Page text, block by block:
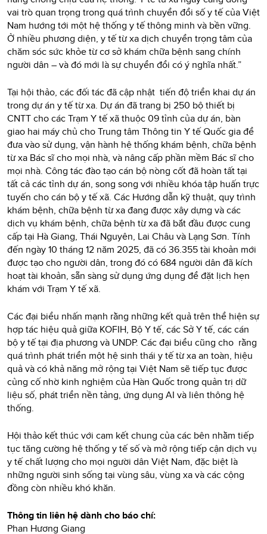
vai trò quan trọng trong quá trình chuyển đổi số y tế của Việt
Nam hướng tới một hệ thống y tế thông minh và bền vững.
Ở nhiều phương diện, y tế từ xa dịch chuyển trọng tâm của
chăm sóc sức khỏe từ cơ sở khám chữa bệnh sang chính
người dân – và đó mới là sự chuyển đổi có ý nghĩa nhất.”
Tại hội thảo, các đối tác đã cập nhật tiến độ triển khai dự án
trong dự án y tế từ xa. Dự án đã trang bị 250 bộ thiết bị
CNTT cho các Trạm Y tế xã thuộc 09 tỉnh của dự án, bàn
giao hai máy chủ cho Trung tâm Thông tin Y tế Quốc gia để
đưa vào sử dụng, vận hành hệ thống khám bệnh, chữa bệnh
từ xa Bác sĩ cho mọi nhà, và nâng cấp phần mềm Bác sĩ cho
mọi nhà. Công tác đào tạo cán bộ nòng cốt đã hoàn tất tại
tất cả các tỉnh dự án, song song với nhiều khóa tập huấn trực
tuyến cho cán bộ y tế xã. Các Hướng dẫn kỹ thuật, quy trình
khám bệnh, chữa bệnh từ xa đang được xây dựng và các
dịch vụ khám bệnh, chữa bệnh từ xa đã bắt đầu được cung
cấp tại Hà Giang, Thái Nguyên, Lai Châu và Lạng Sơn. Tính
đến ngày 10 tháng 12 năm 2025, đã có 36.355 tài khoản mới
được tạo cho người dân, trong đó có 684 người dân đã kích
hoạt tài khoản, sẵn sàng sử dụng ứng dụng để đặt lịch hẹn
khám với Trạm Y tế xã.
Các đại biểu nhấn mạnh rằng những kết quả trên thể hiện sự
hợp tác hiệu quả giữa KOFIH, Bộ Y tế, các Sở Y tế, các cán
bộ y tế tại địa phương và UNDP. Các đại biểu cũng cho rằng
quá trình phát triển một hệ sinh thái y tế từ xa an toàn, hiệu
quả và có khả năng mở rộng tại Việt Nam sẽ tiếp tục được
củng cố nhờ kinh nghiệm của Hàn Quốc trong quản trị dữ
liệu số, phát triển nền tảng, ứng dụng AI và liên thông hệ
thống.
Hội thảo kết thúc với cam kết chung của các bên nhằm tiếp
tục tăng cường hệ thống y tế số và mở rộng tiếp cận dịch vụ
y tế chất lượng cho mọi người dân Việt Nam, đặc biệt là
những người sinh sống tại vùng sâu, vùng xa và các cộng
đồng còn nhiều khó khăn.
Thông tin liên hệ dành cho báo chí:
Phan Hương Giang